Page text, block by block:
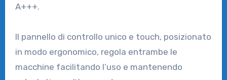
A+++.
Il pannello di controllo unico e touch, posizionato
in modo ergonomico, regola entrambe le
macchine facilitando l’uso e mantenendo